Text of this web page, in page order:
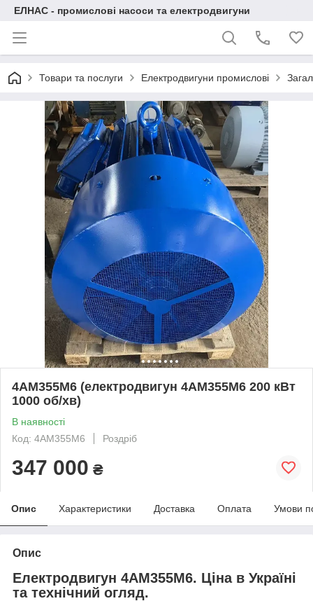
ЕЛНАС - промислові насоси та електродвигуни
Товари та послуги Електродвигуни промислові
4АМ355М6 (електродвигун 4АМ355М6 200 кВт
1000 об/хв)
В наявності
Код: 4АМ355М6
Роздріб
347 000 ₴
Опис Характеристики Доставка Оплата Умови
Опис
Електродвигун 4АМ355М6. Ціна в Україні
та технічний огляд.